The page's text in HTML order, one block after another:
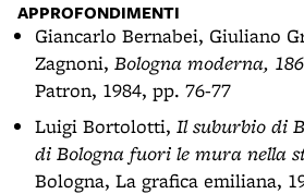
APPROFONDIMENTI
Giancarlo Bernabei, Giuliano
Zagnoni, Bologna moderna,
Patron, 1984, pp. 76-77
Luigi Bortolotti, Il suburbio di
di Bologna fuori le mura nella
Bologna, La grafica emiliana,